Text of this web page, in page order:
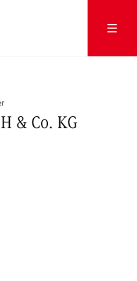
& Co. KG